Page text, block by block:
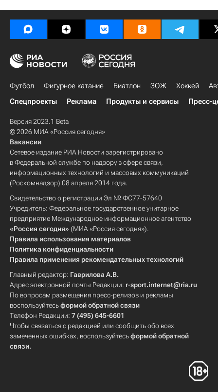
Футбол Фигурное катание Биатлон ЗОЖ Хоккей
Спецпроекты
Реклама Продукты и сервисы Пресс-
Версия 2023.1 Beta
© 2026 МИА «Россия сегодня»
Вакансии
Сетевое издание РИА Новости зарегистрировано
в Федеральной службе по надзору в сфере связи,
информационных технологий и массовых коммуникаций
(Роскомнадзор) 08 апреля 2014 года.
Свидетельство о регистрации Эл № ФС77-57640
Учредитель: Федеральное государственное унитарное
предприятие Международное информационное агентство
«Россия сегодня» (МИА «Россия сегодня»).
Правила использования материалов
Политика конфиденциальности
Правила применения рекомендательных технологий
Главный редактор: Гаврилова А.В.
Адрес электронной почты Редакции: r-sport.internet@ria.ru
По вопросам размещения пресс-релизов и рекламы
воспользуйтесьформой обратной связи
Телефон Редакции: 7 (495) 645-6601
Чтобы связаться с редакцией или сообщить обо всех
замеченных ошибках, воспользуйтесьформой обратной
связи.